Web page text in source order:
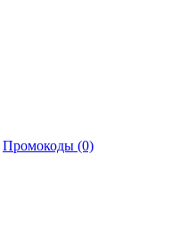
Промокоды (0)